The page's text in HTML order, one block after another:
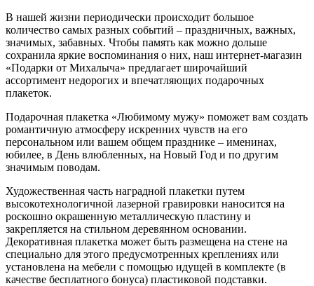
В нашей жизни периодически происходит большое
количество самых разных событий – праздничных, важных,
значимых, забавных. Чтобы память как можно дольше
сохранила яркие воспоминания о них, наш интернет-магазин
«Подарки от Михалыча» предлагает широчайший
ассортимент недорогих и впечатляющих подарочных
плакеток.
Подарочная плакетка «Любимому мужу» поможет вам создать
романтичную атмосферу искренних чувств на его
персональном или вашем общем празднике – именинах,
юбилее, в День влюбленных, на Новый Год и по другим
значимым поводам.
Художественная часть наградной плакетки путем
высокотехнологичной лазерной гравировки наносится на
роскошно окрашенную металлическую пластину и
закрепляется на стильном деревянном основании.
Декоративная плакетка может быть размещена на стене на
специально для этого предусмотренных креплениях или
установлена на мебели с помощью идущей в комплекте (в
качестве бесплатного бонуса) пластиковой подставки.